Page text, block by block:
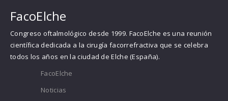
FacoElche
Congreso oftalmológico desde 1999. FacoElche es una reunión
científica dedicada a la cirugía facorrefractiva que se celebra
todos los años en la ciudad de Elche (España).
FacoElche
Noticias